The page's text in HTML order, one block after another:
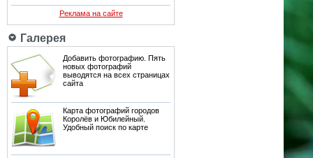
Реклама на сайте
Галерея
Добавить фотографию. Пять
новых фотографий
выводятся на всех страницах
сайта
Карта фотографий городов
Королёв и Юбилейный.
Удобный поиск по карте